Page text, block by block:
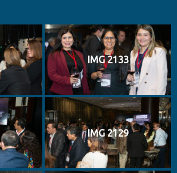
IMG 2133
IMG 2129